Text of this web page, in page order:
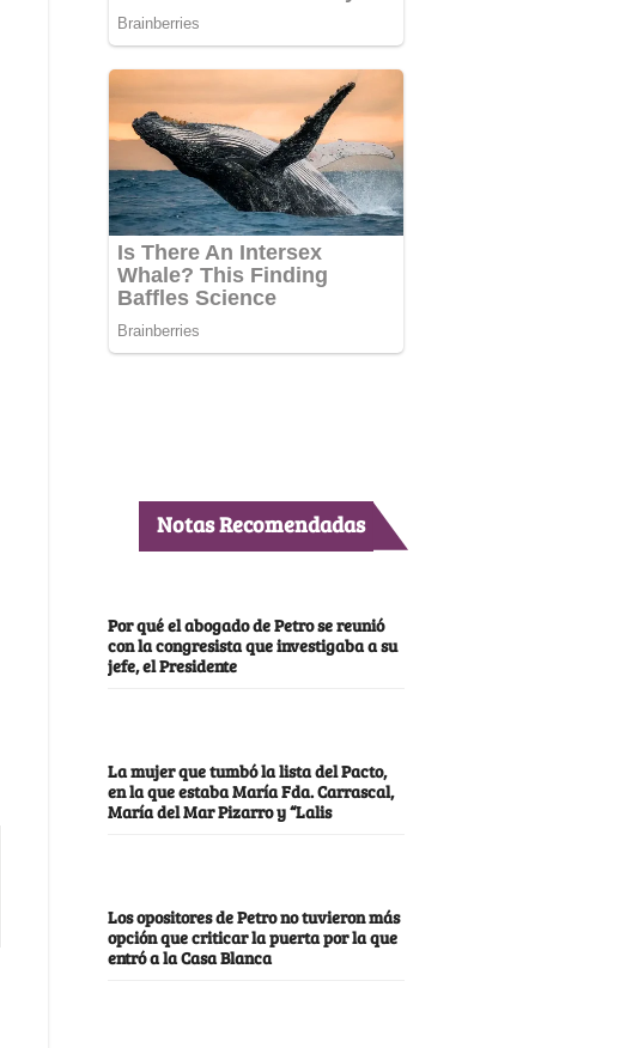
Notas Recomendadas
Por qué el abogado de Petro se reunió
con la congresista que investigaba a su
jefe, el Presidente
La mujer que tumbó la lista del Pacto,
en la que estaba María Fda. Carrascal,
María del Mar Pizarro y “Lalis
Los opositores de Petro no tuvieron más
opción que criticar la puerta por la que
entró a la Casa Blanca